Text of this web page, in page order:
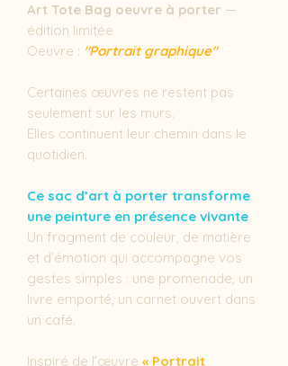
Art Tote Bag oeuvre à porter —
édition limitée
Oeuvre : "Portrait graphique"
Certaines œuvres ne restent pas
seulement sur les murs.
Elles continuent leur chemin dans le
quotidien.
Ce sac d’art à porter transforme
une peinture en présence vivante.
Un fragment de couleur, de matière
et d’émotion qui accompagne vos
gestes simples : une promenade, un
livre emporté, un carnet ouvert dans
un café.
Inspiré de l’œuvre « Portrait